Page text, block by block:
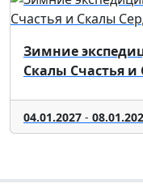
Зимние
Скалы Счастья
04.01.2027 -